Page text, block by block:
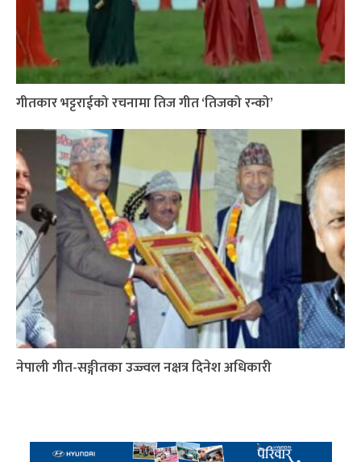
गीतकार भट्टराईको रचनामा तिज गीत ‘तिजको रन्को’
नेपाली गीत-सङ्गीतका उज्ज्वल नक्षत्र दिनेश अधिकारी